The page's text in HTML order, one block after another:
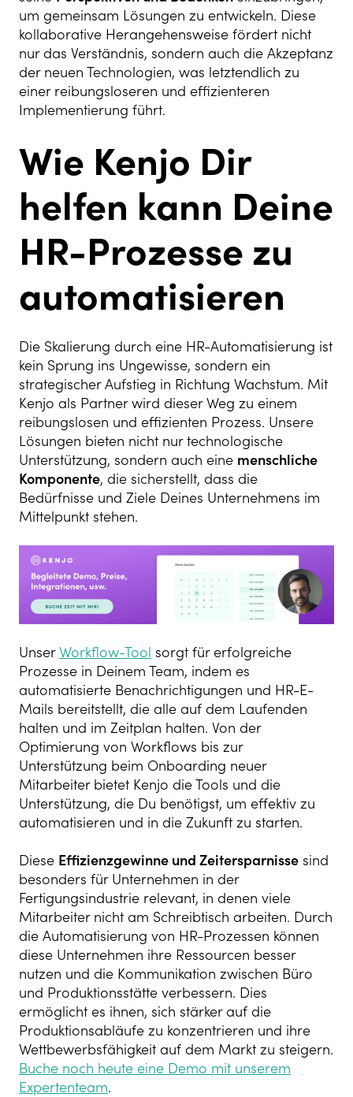
um gemeinsam Lösungen zu entwickeln. Diese
kollaborative Herangehensweise fördert nicht
nur das Verständnis, sondern auch die Akzeptanz
der neuen Technologien, was letztendlich zu
einer reibungsloseren und effizienteren
Implementierung führt.
Wie Kenjo Dir
helfen kann Deine
HR-Prozesse zu
automatisieren
Die Skalierung durch eine HR-Automatisierung ist
kein Sprung ins Ungewisse, sondern ein
strategischer Aufstieg in Richtung Wachstum. Mit
Kenjo als Partner wird dieser Weg zu einem
reibungslosen und effizienten Prozess. Unsere
Lösungen bieten nicht nur technologische
Unterstützung, sondern auch eine menschliche
Komponente, die sicherstellt, dass die
Bedürfnisse und Ziele Deines Unternehmens im
Mittelpunkt stehen.
UnserWorkflow-Tool sorgt für erfolgreiche
Prozesse in Deinem Team, indem es
automatisierte Benachrichtigungen und HR-E-
Mails bereitstellt, die alle auf dem Laufenden
halten und im Zeitplan halten. Von der
Optimierung von Workflows bis zur
Unterstützung beim Onboarding neuer
Mitarbeiter bietet Kenjo die Tools und die
Unterstützung, die Du benötigst, um effektiv zu
automatisieren und in die Zukunft zu starten.
Diese Effizienzgewinne und Zeitersparnisse sind
besonders für Unternehmen in der
Fertigungsindustrie relevant, in denen viele
Mitarbeiter nicht am Schreibtisch arbeiten. Durch
die Automatisierung von HR-Prozessen können
diese Unternehmen ihre Ressourcen besser
nutzen und die Kommunikation zwischen Büro
und Produktionsstätte verbessern. Dies
ermöglicht es ihnen, sich stärker auf die
Produktionsabläufe zu konzentrieren und ihre
Wettbewerbsfähigkeit auf dem Markt zu steigern.
Buche noch heute eine Demo mit unserem
Expertenteam.